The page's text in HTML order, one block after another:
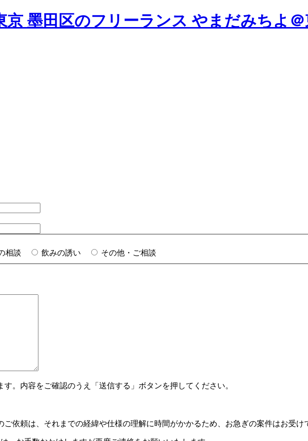
やまだみちよ
相談 飲みの誘い
その他・ご相談
。内容をご確認のうえ「送信する」ボタンを押してください。
依頼は、それまでの経緯や仕様の理解に時間がかかるため、お急ぎの案件はお受け